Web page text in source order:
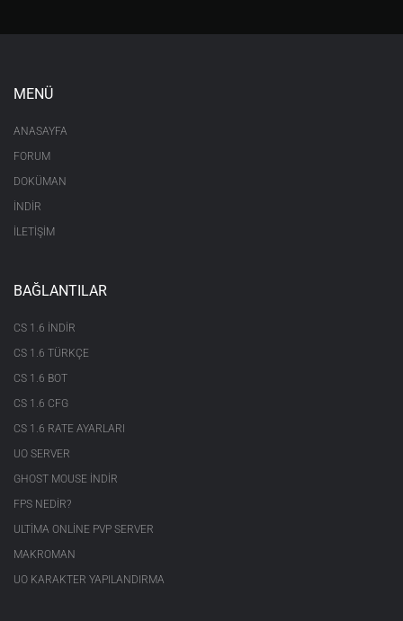
MENÜ
ANASAYFA
FORUM
DOKÜMAN
İNDİR
İLETİŞİM
BAĞLANTILAR
CS 1.6 INDIR
CS 1.6 TÜRKÇE
CS 1.6 BOT
CS 1.6 CFG
CS 1.6 RATE AYARLARI
UO SERVER
GHOST MOUSE INDIR
FPS NEDIR?
ULTIMA ONLINE PVP SERVER
MAKROMAN
UO KARAKTER YAPILANDIRMA